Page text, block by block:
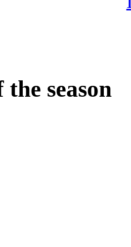
the season